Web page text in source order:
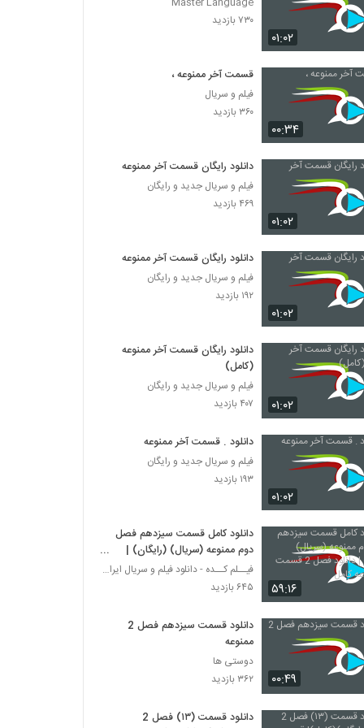
۰۱:۰۲
۷۳۰ بازدید
۰۰:۳۴
قسمت آخر ممنوعه ،
فیلم و سریال
۳۶۰ بازدید
۰۱:۰۲
دانلود رایگان قسمت آخر ممنوعه
فیلم و سریال جدید و رایگان
۴۶۹ بازدید
۰۱:۰۲
دانلود رایگان قسمت آخر ممنوعه
فیلم و سریال جدید و رایگان
۱۹۲ بازدید
۰۱:۰۲
دانلود رایگان قسمت آخر ممنوعه
(کامل)
فیلم و سریال جدید و رایگان
۴۰۷ بازدید
۰۱:۰۲
دانلود . قسمت آخر ممنوعه
فیلم و سریال جدید و رایگان
۱۹۳ بازدید
۵۹:۱۶
دانلود کامل قسمت سیزدهم فصل
دوم ممنوعه (سریال) (رایگان) |
دانلود فصل 2 قسمت 13 ممنوعه
کامل
فیــلم کــده - دانلود فیلم و سریال ایرانی (رایگان)
۶۴۵ بازدید
۰۰:۴۹
دانلود قسمت سیزدهم فصل 2
ممنوعه
دوستی ها
۳۶۲ بازدید
دانلود قسمت (۱۳) فصل 2